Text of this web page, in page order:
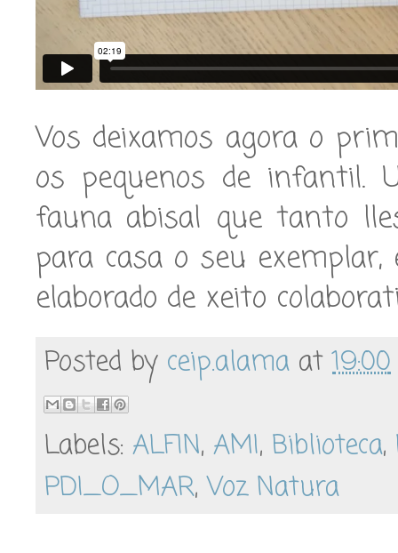
Vos deixamos agora o
os pequenos de infantil.
fauna abisal que tanto
para casa o seu
elaborado de xeito
Posted by ceip.alama at19:00
Labels: ALFIN, AMI, Biblioteca,
PDI_O_MAR,Voz Natura